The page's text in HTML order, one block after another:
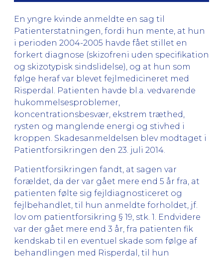
En yngre kvinde anmeldte en sag til
Patienterstatningen, fordi hun mente, at hun
i perioden 2004-2005 havde fået stillet en
forkert diagnose (skizofreni uden specifikation
og skizotypisk sindslidelse), og at hun som
følge heraf var blevet fejlmedicineret med
Risperdal. Patienten havde bl.a. vedvarende
hukommelsesproblemer,
koncentrationsbesvær, ekstrem træthed,
rysten og manglende energi og stivhed i
kroppen. Skadesanmeldelsen blev modtaget i
Patientforsikringen den 23. juli 2014.
Patientforsikringen fandt, at sagen var
forældet, da der var gået mere end 5 år fra, at
patienten følte sig fejldiagnosticeret og
fejlbehandlet, til hun anmeldte forholdet, jf.
lov om patientforsikring § 19, stk. 1. Endvidere
var der gået mere end 3 år, fra patienten fik
kendskab til en eventuel skade som følge af
behandlingen med Risperdal, til hun